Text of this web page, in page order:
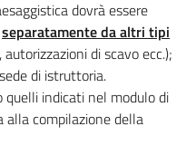
dovrà essere
separatamente da altri tipi
di scavo ecc.);
di istruttoria.
quelli indicati nel modulo di
alla compilazione della